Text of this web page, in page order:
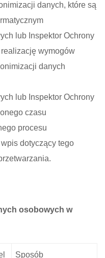
danych, które są
lub Inspektor Ochrony
wymogów
danych
lub Inspektor Ochrony
czasu
procesu
dotyczący tego
osobowych w
Sposób